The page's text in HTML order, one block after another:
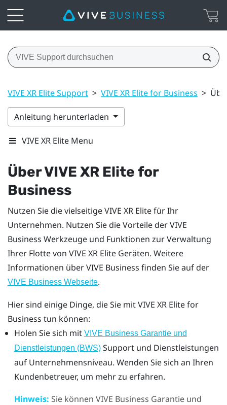
VIVE XR Elite Support > VIVE XR Elite for Business >
Anleitung herunterladen
VIVE XR Elite Menu
ÜberVIVE XR Elite for
Business
Nutzen Sie die vielseitigeVIVE XR Elitefür Ihr
Unternehmen. Nutzen Sie die Vorteile derVIVE
Business Werkzeuge und Funktionen zur Verwaltung
Ihrer Flotte von VIVE XR Elite Geräten. Weitere
Informationen überVIVE Business finden Sie auf der
VIVE Business Webseite.
Hier sind einige Dinge, die Sie mitVIVE XR Elitefor
Business tun können:
Holen Sie sich mit VIVE Business Garantie und
Dienstleistungen (BWS)Support und Dienstleistungen
auf Unternehmensniveau. Wenden Sie sich an Ihren
Kundenbetreuer, um mehr zu erfahren.
Hinweis: Sie können VIVE Business Garantie und